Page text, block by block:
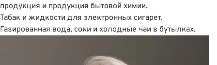
продукция и продукция бытовой химии.
Табак и жидкости для электронных сигарет.
Газированная вода, соки и холодные чаи в бутылках.